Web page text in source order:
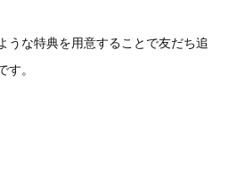
うな特典を用意することで友だち追
す。